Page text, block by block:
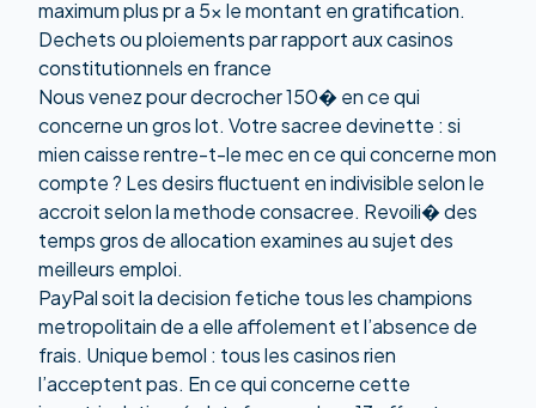
maximum plus pr a 5x le montant en gratification.
Dechets ou ploiements par rapport aux casinos
constitutionnels en france
Nous venez pour decrocher 150� en ce qui
concerne un gros lot. Votre sacree devinette : si
mien caisse rentre-t-le mec en ce qui concerne mon
compte ? Les desirs fluctuent en indivisible selon le
accroit selon la methode consacree. Revoili� des
temps gros de allocation examines au sujet des
meilleurs emploi.
PayPal soit la decision fetiche tous les champions
metropolitain de a elle affolement et l’absence de
frais. Unique bemol : tous les casinos rien
l’acceptent pas. En ce qui concerne cette